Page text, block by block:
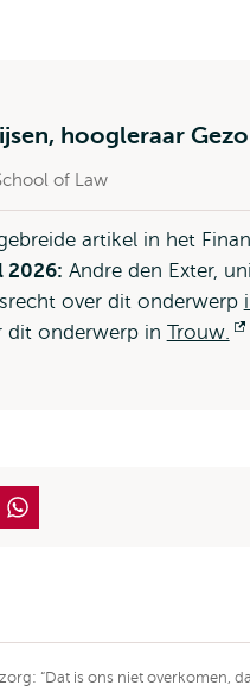
hoogleraar
of Law
artikel in het
2026: Andre den Exter,
over dit onderwerp
dit onderwerp in Trouw.
“Dat is ons niet overkomen,